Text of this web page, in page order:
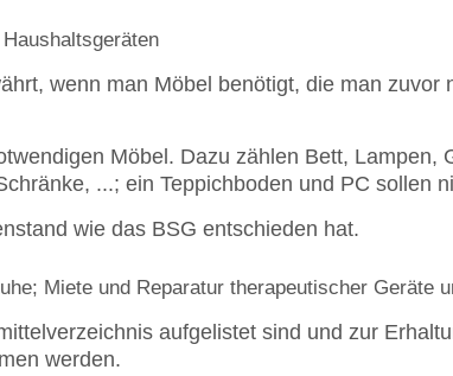
wenn man Möbel benötigt, die man
Möbel. Dazu zählen Bett, Lampen,
...; ein Teppichboden und PC sollen
wie das BSG entschieden hat.
Miete und Reparatur therapeutischer Geräte
aufgelistet sind und zur
werden.